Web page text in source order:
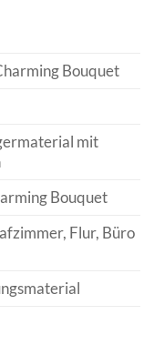
Bouquet
mit
Bouquet
Flur, Büro